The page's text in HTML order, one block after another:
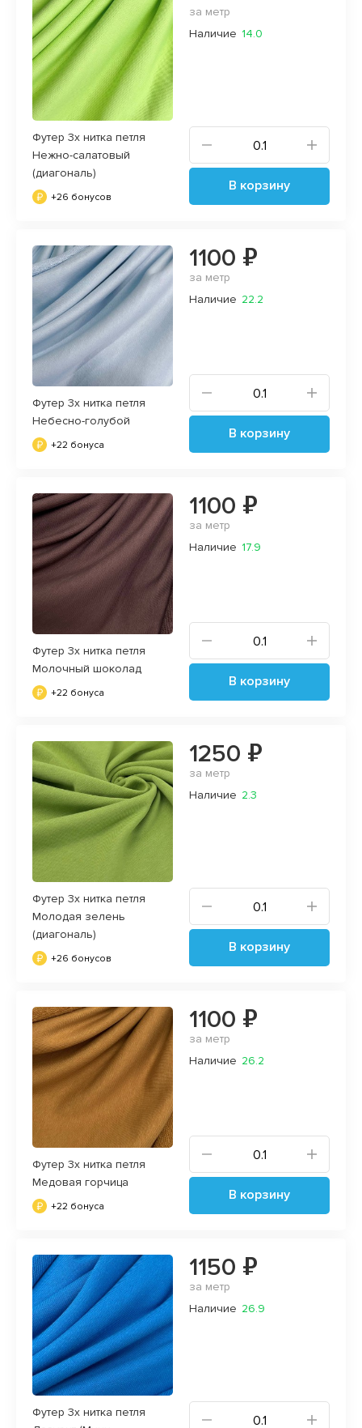
Футер 3х нитка петля
Нежно-салатовый
(диагональ)
+26 бонусов
за метр
Наличие 14.0
В корзину
Футер 3х нитка петля
Небесно-голубой
+22 бонуса
1100 ₽
за метр
Наличие 22.2
В корзину
Футер 3х нитка петля
Молочный шоколад
+22 бонуса
1100 ₽
за метр
Наличие 17.9
В корзину
Футер 3х нитка петля
Молодая зелень
(диагональ)
+26 бонусов
1250 ₽
за метр
Наличие 2.3
В корзину
Футер 3х нитка петля
Медовая горчица
+22 бонуса
1100 ₽
за метр
Наличие 26.2
В корзину
Футер 3х нитка петля
1150 ₽
за метр
Наличие 26.9